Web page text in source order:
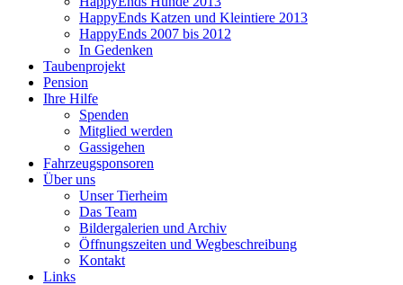
HappyEnds Katzen und Kleintiere 2013
HappyEnds 2007 bis 2012
In Gedenken
Taubenprojekt
Pension
Ihre Hilfe
Spenden
Mitglied werden
Gassigehen
Fahrzeugsponsoren
Über uns
Unser Tierheim
Das Team
Bildergalerien und Archiv
Öffnungszeiten und Wegbeschreibung
Kontakt
Links